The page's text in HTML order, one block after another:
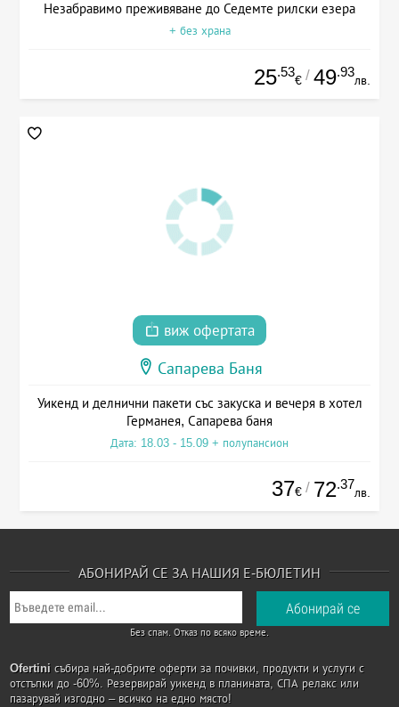
Незабравимо преживяване до Седемте рилски езера
+ без храна
25.53
€ / 49.93
лв.
виж офертата
Сапарева Баня
Уикенд и делнични пакети със закуска и вечеря в хотел
Германея, Сапарева баня
Дата: 18.03 - 15.09 + полупансион
37€ / 72.37
лв.
АБОНИРАЙ СЕ ЗА НАШИЯ Е-БЮЛЕТИН
Без спам. Отказ по всяко време.
Ofertini събира най-добрите оферти за почивки, продукти и услуги с
отстъпки до -60%. Резервирай уикенд в планината, СПА релакс или
пазарувай изгодно – всичко на едно място!